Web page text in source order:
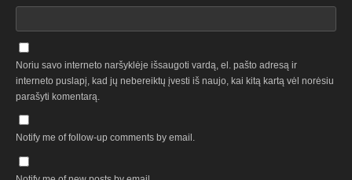
Noriu savo interneto naršyklėje išsaugoti vardą, el. pašto adresą ir
interneto puslapį, kad jų nebereiktų įvesti iš naujo, kai kitą kartą vėl norėsiu
parašyti komentarą.
Notify me of follow-up comments by email.